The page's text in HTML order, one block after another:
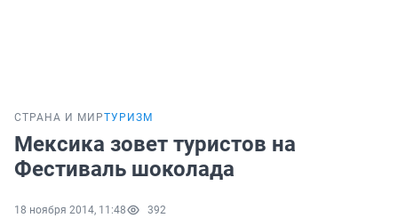
СТРАНА И МИРТУРИЗМ
Мексика зовет туристов на
Фестиваль шоколада
18 ноября 2014, 11:48 392